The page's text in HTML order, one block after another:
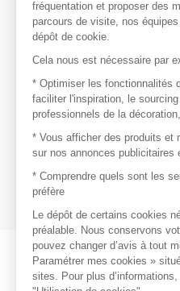
Découvrir
Les
S'inspirer
Inspiration
Contacter
fréquentation et proposer des
parcours de visite, nos
dépôt de cookie.
Cela nous est nécessaire par
* Optimiser les fonctionnalités
faciliter l'inspiration, le
professionnels de la
* Vous afficher des produits et
sur nos annonces publicitaires
* Comprendre quels sont les
préfère
Le dépôt de certains cookies
préalable. Nous conservons
pouvez changer d’avis à tout
Paramétrer mes cookies »
sites. Pour plus